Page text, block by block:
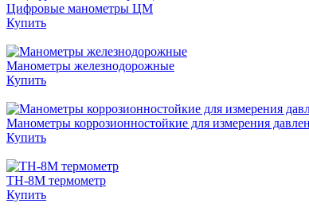
Цифровые манометры ЦМ
Купить
Манометры железнодорожные
Купить
Манометры коррозионностойкие для измерения
Купить
ТН-8М термометр
Купить